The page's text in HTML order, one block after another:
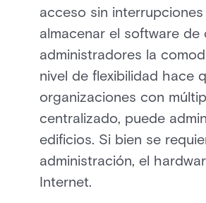
acceso sin
almacenar el software
administradores la
nivel de flexibilidad hace
organizaciones con
centralizado, puede
edificios. Si bien se
administración, el
Internet.